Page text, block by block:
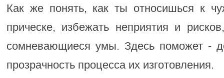
Как же понять, как ты относишься к
прическе, избежать неприятия и
сомневающиеся умы. Здесь поможет -
прозрачность процесса их изготовления.